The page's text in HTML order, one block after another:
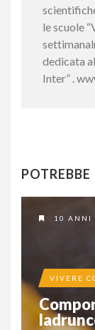
le scuole
dedicata
Inter” .
10 ANNI
VIVERE